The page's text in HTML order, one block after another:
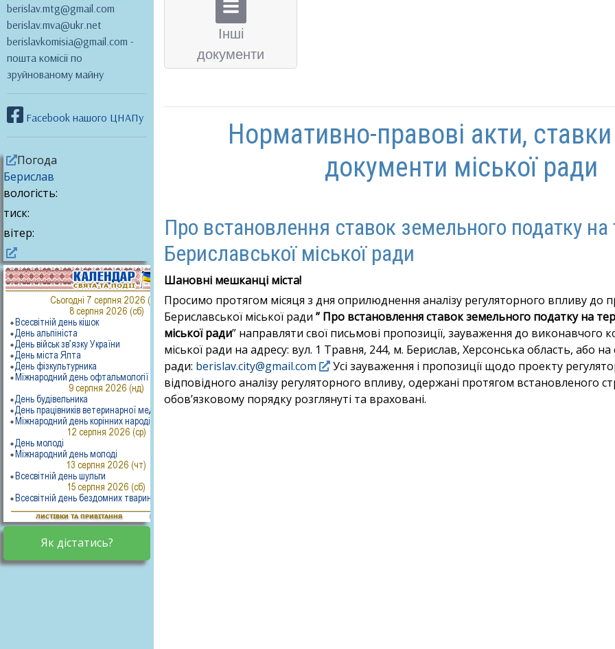
berislav.mtg@gmail.com
berislav.mva@ukr.net
berislavkomisia@gmail.com -
пошта комісії по
зруйнованому майну
Facebook нашого ЦНАПу
Погода
Берислав
вологість:
тиск:
вітер:
Як дістатись?
Інші
документи
Нормативно-правові акти, ставки
документи міської ради
Про встановлення ставок земельного податку на
Бериславської міської ради
Шановні мешканці міста!
Просимо протягом місяця з дня оприлюднення аналізу регуляторного впливу до
Бериславської міської ради ” Про встановлення ставок земельного податку на
міської ради” направляти свої письмові пропозиції, зауваження до виконавчого
міської ради на адресу: вул. 1 Травня, 244, м. Берислав, Херсонська область, або на
ради: berislav.city@gmail.com
Усі зауваження і пропозиції щодо проекту
відповідного аналізу регуляторного впливу, одержані протягом встановленого
обов’язковому порядку розглянуті та враховані.